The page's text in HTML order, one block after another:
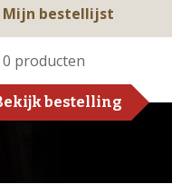
Mijn bestellijst
0 producten
bestelling